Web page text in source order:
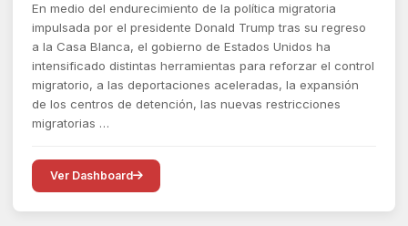
En medio del endurecimiento de la política migratoria
impulsada por el presidente Donald Trump tras su regreso
a la Casa Blanca, el gobierno de Estados Unidos ha
intensificado distintas herramientas para reforzar el control
migratorio, a las deportaciones aceleradas, la expansión
de los centros de detención, las nuevas restricciones
migratorias …
Ver Dashboard